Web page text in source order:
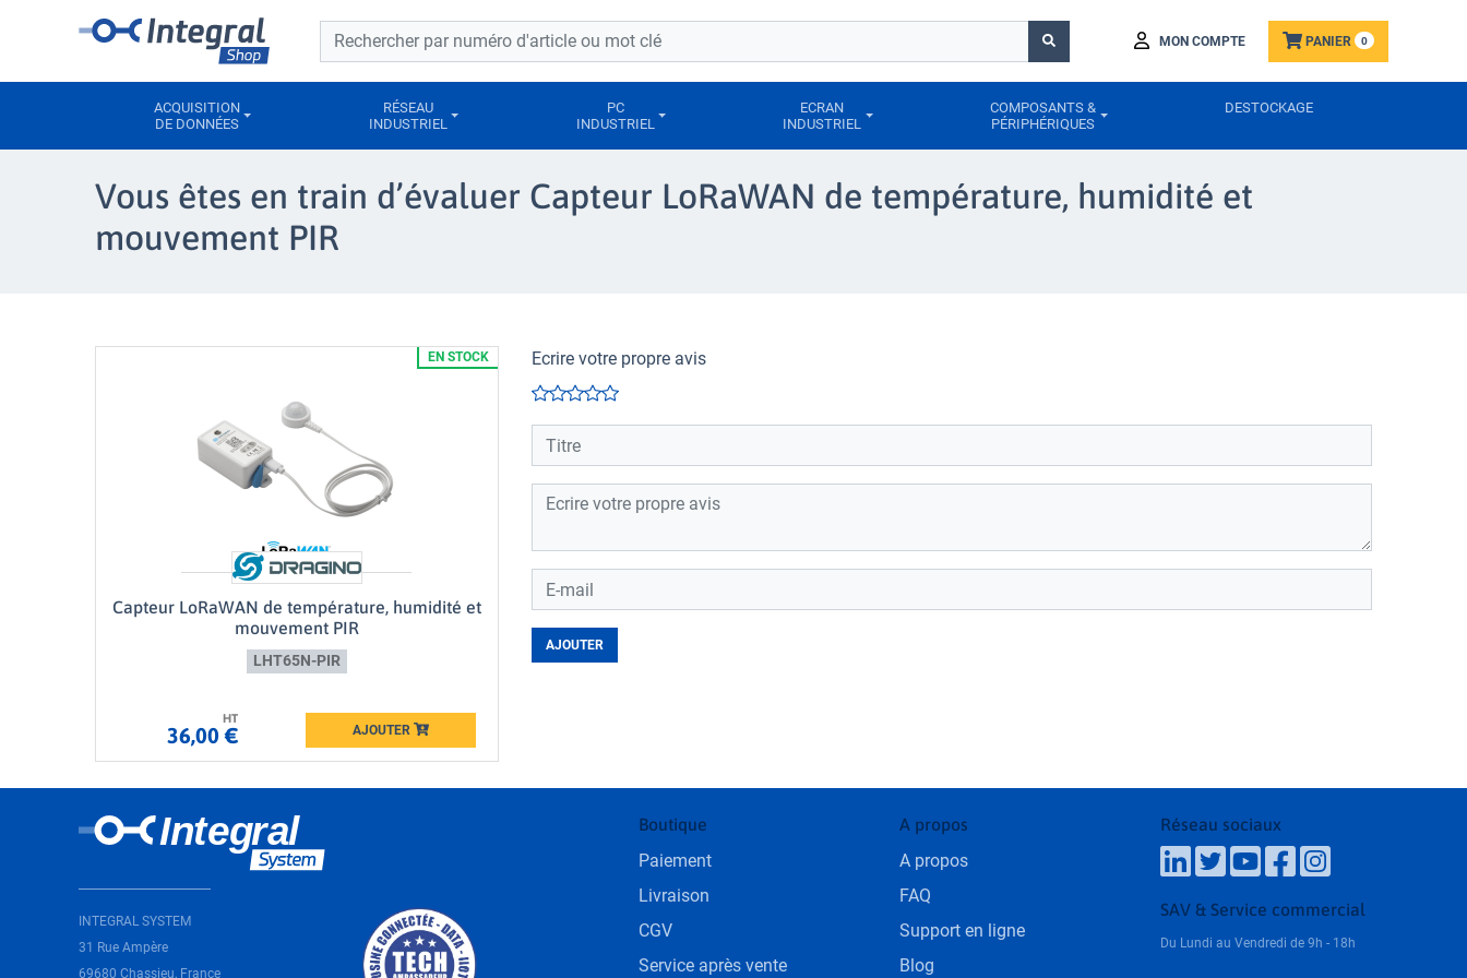
Barre de recherche
Barre de recherche MON COMPTE PANIER 0
ACQUISITION
DE DONNÉES
RÉSEAU
INDUSTRIEL
PC
INDUSTRIEL
ECRAN
INDUSTRIEL
COMPOSANTS &
PÉRIPHÉRIQUES
DESTOCKAGE
Vous êtes en train d’évaluer Capteur LoRaWAN de température, humidité et
mouvement PIR
EN STOCK
Capteur LoRaWAN de température, humidité et
mouvement PIR
LHT65N-PIR
HT
36,00 € AJOUTER
Loading...
Ecrire votre propre avis
AJOUTER
INTEGRAL SYSTEM
31 Rue Ampère
69680 Chassieu, France
Boutique
Paiement
Livraison
CGV
Service après vente
A propos
A propos
FAQ
Support en ligne
Blog
Réseau sociaux
SAV & Service commercial
Du Lundi au Vendredi de 9h - 18h